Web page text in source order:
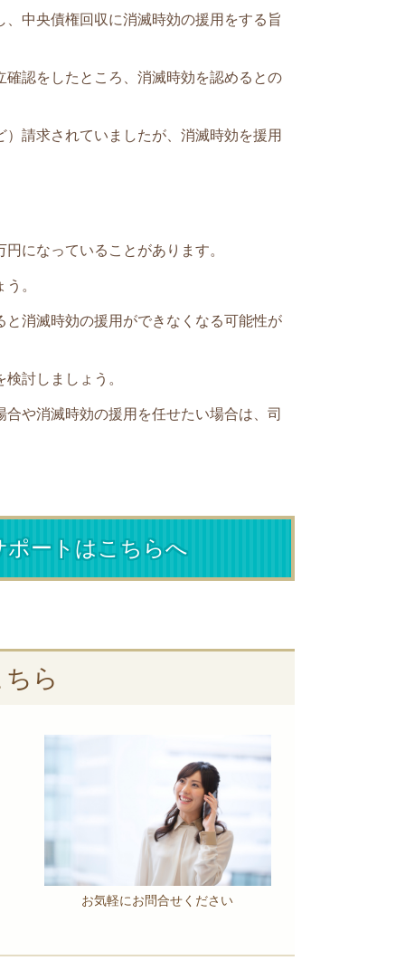
中央債権回収に消滅時効の援用をする旨
認をしたところ、消滅時効を認めるとの
請求されていましたが、消滅時効を援用
になっていることがあります。
。
消滅時効の援用ができなくなる可能性が
討しましょう。
や消滅時効の援用を任せたい場合は、司
ポートはこちらへ
ら
お気軽にお問合せください